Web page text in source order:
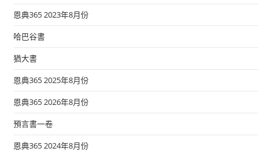
恩典365 2023年8月份
哈巴谷書
猶大書
恩典365 2025年8月份
恩典365 2026年8月份
預言書一卷
恩典365 2024年8月份